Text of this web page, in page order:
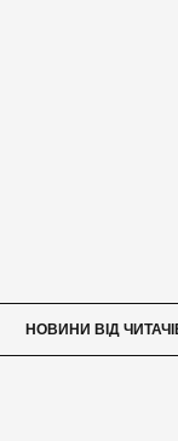
НОВИНИ ВІД